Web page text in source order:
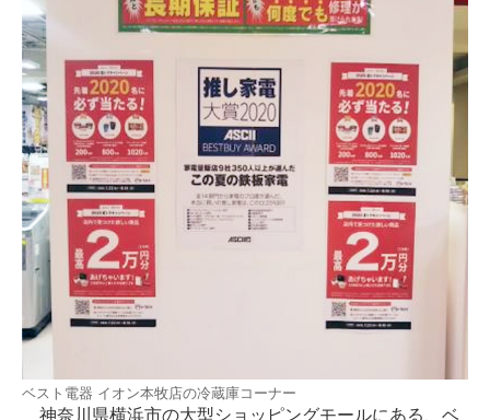
ベスト電器 イオン本牧店の冷蔵庫コーナー
神奈川県横浜市の大型ショッピングモールにある、ベ